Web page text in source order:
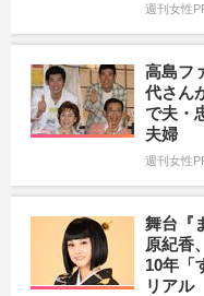
週刊女性
高島フ
代さん
で夫・
夫婦
週刊女性
舞台『
原紀香
10年「
リアル